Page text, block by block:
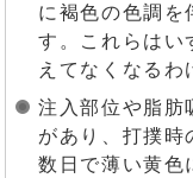
に褐色の色調を
す。これらはい
えてなくなるわ
注入部位や脂肪
があり、打撲時
数日で薄い黄色